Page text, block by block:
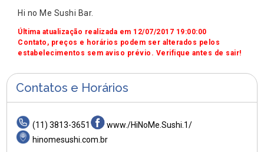
Hi no Me Sushi Bar.
Última atualização realizada em 12/07/2017 19:00:00
Contato, preços e horários podem ser alterados pelos
estabelecimentos sem aviso prévio. Verifique antes de sair!
Contatos e Horários
(11) 3813-3651
www./HiNoMe.Sushi.1/
hinomesushi.com.br